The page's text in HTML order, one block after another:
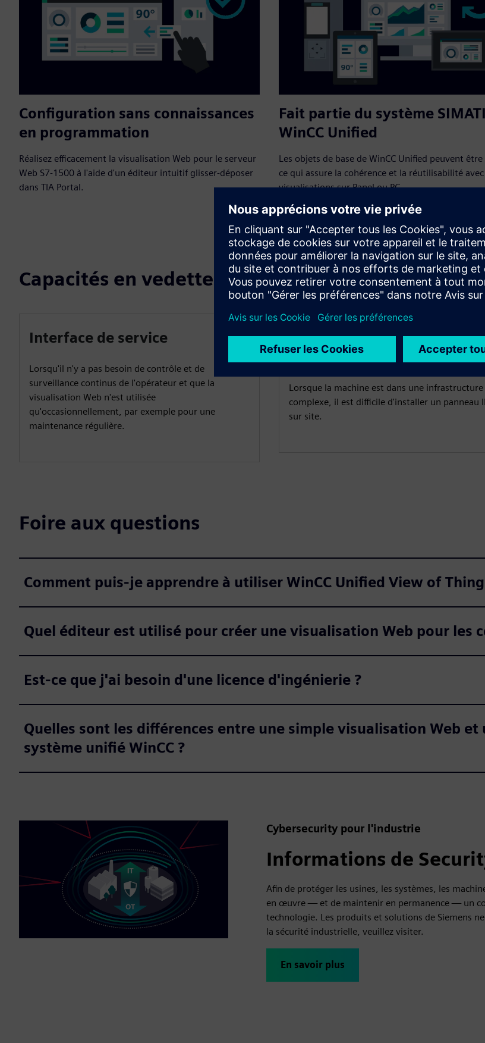
Configuration sans connaissances
en programmation
Réalisez efficacement la visualisation Web pour le serveur
Web S7-1500 à l'aide d'un éditeur intuitif glisser-déposer
dans TIA Portal.
Fait partie du système
WinCC Unified
Les objets de base de WinCC Unified peuvent
ce qui assure la cohérence et la réutilisabilité
visualisations sur Panel ou PC.
Capacités en vedette
Interface de service
Lorsqu'il n'y a pas besoin de contrôle et de
surveillance continus de l'opérateur et que la
visualisation Web n'est utilisée
qu'occasionnellement, par exemple pour une
maintenance régulière.
Conditions d'installation
exiguëS
Lorsque la machine est dans une infrastructure
complexe, il est difficile d'installer un panneau
sur site.
Foire aux questions
Comment puis-je apprendre à utiliser WinCC Unified View of
Quel éditeur est utilisé pour créer une visualisation Web pour les
Est-ce que j'ai besoin d'une licence d'ingénierie ?
Quelles sont les différences entre une simple visualisation Web
système unifié WinCC ?
Cybersecurity pour l'industrie
Informations de
Afin de protéger les usines, les systèmes, les
en œuvre — et de maintenir en permanence — un
technologie. Les produits et solutions de Siemens
la sécurité industrielle, veuillez visiter.
En savoir plus